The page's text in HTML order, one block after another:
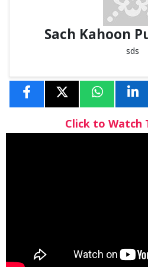
Sach Kahoon
sds
Click to Watch